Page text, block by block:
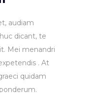
audiam
dicant, te
Mei menandri
. At
quidam